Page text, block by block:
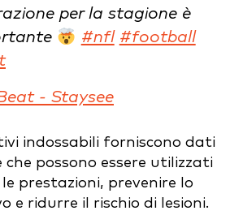
per la stagione è
#nfl #football
- Staysee
indossabili forniscono dati
possono essere utilizzati
prestazioni, prevenire lo
e ridurre il rischio di lesioni.